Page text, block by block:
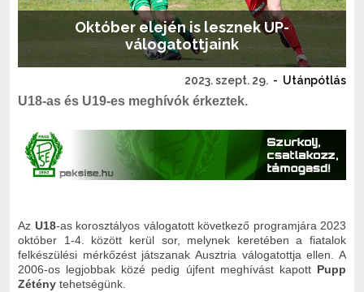
Október elején is lesznek UP-
válogatottjaink
2023. szept. 29. - Utánpótlás
U18-as és U19-es meghívók érkeztek.
Az U18-as korosztályos válogatott következő programjára 2023
október 1-4. között kerül sor, melynek keretében a fiatalok
felkészülési mérkőzést játszanak Ausztria válogatottja ellen. A
2006-os legjobbak közé pedig újfent meghívást kapott Pupp
Zétény tehetségünk.